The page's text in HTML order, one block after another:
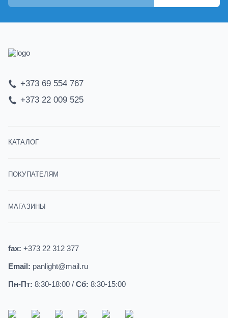
+373 69 554 767
+373 22 009 525
КАТАЛОГ
ПОКУПАТЕЛЯМ
МАГАЗИНЫ
fax: +373 22 312 377
Email: panlight@mail.ru
Пн-Пт: 8:30-18:00 / Сб: 8:30-15:00